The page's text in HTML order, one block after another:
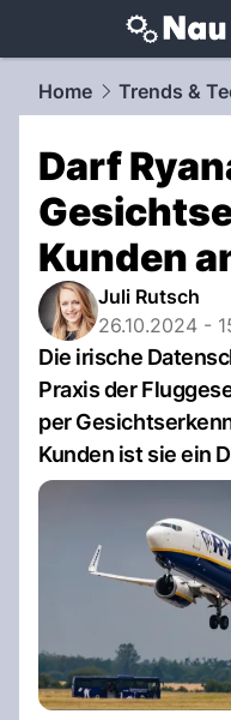
techtrends.
Home Trends &
Darf
Kunden
Juli Rutsch
26.10.2024 -
Die irische
Praxis der
per
Kunden ist sie ein